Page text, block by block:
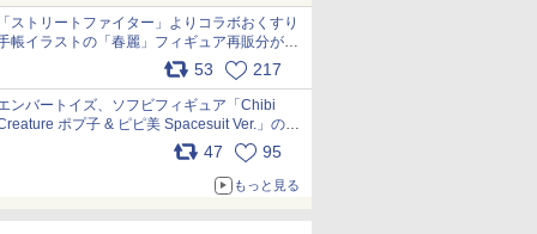
ストリートファイター」よりコラボおくすり
帳イラストの「春麗」フィギュア再販分が本
日出荷開始 pic.x.com/toUc1MHr41
53 217
ンバートイズ、ソフビフィギュア「Chibi
ポプ子 & ピピ美 Spacesuit Ver.」の発
売中止を発表 pic.x.com/Ri45iFeYjn
47 95
もっと見る